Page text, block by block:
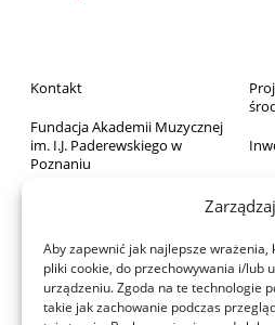
Aby zapewnić jak najlepsze
pliki cookie, do przechowywania i/lub
urządzeniu. Zgoda na te technologie
takie jak zachowanie podczas
Kontakt
Fundacja Akademii Muzycznej
im. I.J. Paderewskiego w
Poznaniu
Wydawnictwo
Archiwum Akademii
Dom Studenta